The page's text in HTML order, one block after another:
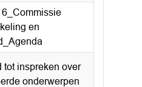
en
tot inspreken over
onderwerpen